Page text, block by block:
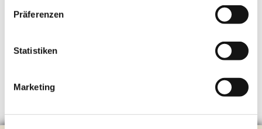
Präferenzen
Statistiken
Marketing